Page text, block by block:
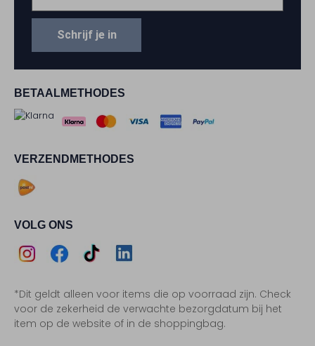
BETAALMETHODES
VERZENDMETHODES
VOLG ONS
Instagram
Facebook
TikTokLinkedIn
*Dit geldt alleen voor items die op voorraad zijn. Check
voor de zekerheid de verwachte bezorgdatum bij het
item op de website of in de shoppingbag.
Schrijf je in